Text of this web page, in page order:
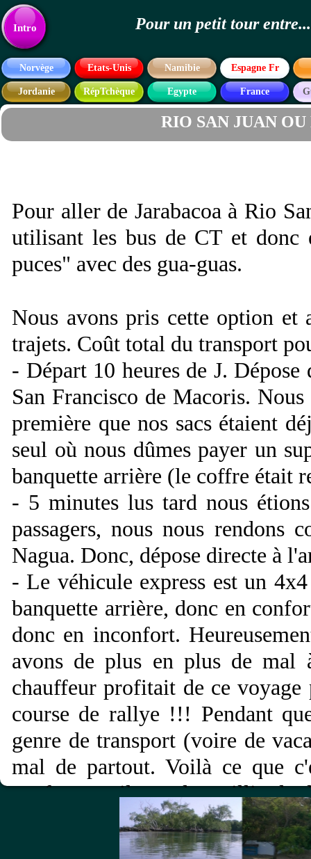
RIO SAN JUAN
Pour aller de Jarabacoa à Rio
utilisant les bus de CT et
puces" avec des gua-guas.
Nous avons pris cette option et
trajets. Coût total du transport
- Départ 10 heures de J.
San Francisco de Macoris.
première que nos sacs étaient
seul où nous dûmes payer un
banquette arrière (le coffre était
- 5 minutes lus tard nous
passagers, nous nous
Nagua. Donc, dépose directe à
- Le véhicule express est un
banquette arrière, donc en
donc en inconfort.
avons de plus en plus de mal
chauffeur profitait de ce
course de rallye !!! Pendant
genre de transport (voire de
mal de partout. Voilà ce que
confort car il y a des milliards
dans de si bonnes conditions !!!
Anecdote sécurité: pour
Espagne Fr
RépTchèque France
Jordanie
Etats-Unis
Norvège
Egypte
Namibie
Intro
Texte Pour un petit tour